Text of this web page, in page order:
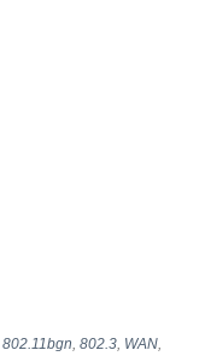
802.11bgn,802.3, WAN,